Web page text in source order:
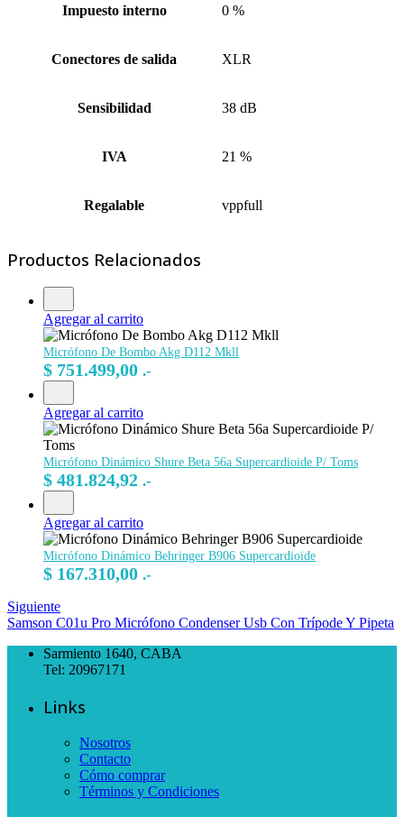
Impuesto interno 0 %
Conectores de salida XLR
Sensibilidad 38 dB
IVA 21 %
Regalable vppfull
Productos Relacionados
Agregar al carrito
Micrófono De Bombo Akg D112 Mkll
$ 751.499,00 .-
Agregar al carrito
Micrófono Dinámico Shure Beta 56a Supercardioide P/ Toms
$ 481.824,92 .-
Agregar al carrito
Micrófono Dinámico Behringer B906 Supercardioide
$ 167.310,00 .-
Siguiente
Samson C01u Pro Micrófono Condenser Usb Con Trípode Y Pipeta
Sarmiento 1640, CABA
Tel: 20967171
Links
Nosotros
Contacto
Cómo comprar
Términos y Condiciones